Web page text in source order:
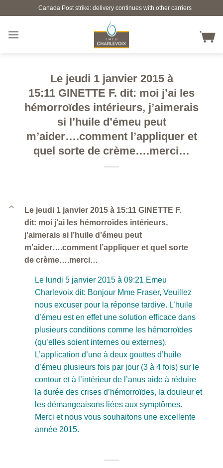
to
content
Canada Post strike: delivery continues with other carriers
Le jeudi 1 janvier 2015 à
15:11 GINETTE F. dit: moi j’ai les
hémorroïdes intérieurs, j’aimerais
si l’huile d’émeu peut
m’aider….comment l’appliquer et
quel sorte de crème….merci…
B
Le jeudi 1 janvier 2015 à 15:11 GINETTE F.
dit: moi j’ai les hémorroïdes intérieurs,
j’aimerais si l’huile d’émeu peut
m’aider….comment l’appliquer et quel sorte
de crème….merci…
Le lundi 5 janvier 2015 à 09:21 Emeu
Charlevoix dit: Bonjour Mme Fraser, Veuillez
nous excuser pour la réponse tardive. L’huile
d’émeu est en effet une solution efficace dans
plusieurs conditions comme les hémorroïdes
(qu’elles soient internes ou externes).
L’application d’une à deux gouttes d’huile
d’émeu plusieurs fois par jour (3 à 4 fois) sur le
contour et à l’intérieur de l’anus aide à réduire
la durée des crises d’hémorroïdes, la douleur et
les démangeaisons liées aux symptômes.
Merci et nous vous souhaitons une excellente
année 2015.